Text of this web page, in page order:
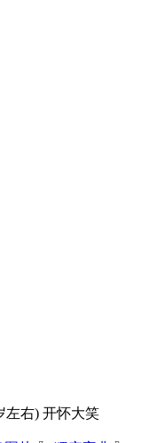
左右) 开怀大笑